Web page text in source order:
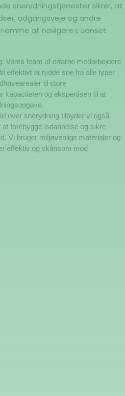
snerydningstjenester sikrer, at
adgangsveje og andre
at navigere i, uanset
Vores team af erfarne medarbejdere
effektivt at rydde sne fra alle typer
til store
kapaciteten og ekspertisen til at
over snerydning tilbyder vi også
at forebygge isdannelse og sikre
Vi bruger miljøvenlige materialer og
effektiv og skånsom mod